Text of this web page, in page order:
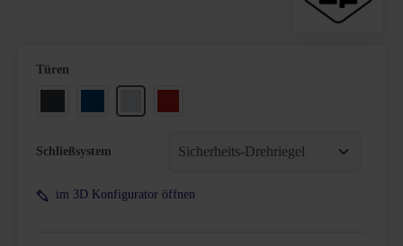
Türen
AnthrazitgrauEnzianblauLichtgrauVerkehrsrot
Schließsystem
im 3D Konfigurator öffnen